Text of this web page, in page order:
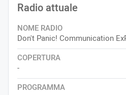
Radio attuale
NOME RADIO
Don't Panic! Communication
COPERTURA
-
PROGRAMMA